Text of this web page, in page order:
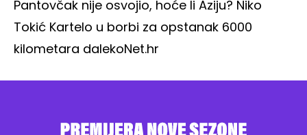
Pantovčak nije osvojio, hoće li Aziju? Niko
Tokić Kartelo u borbi za opstanak 6000
kilometara dalekoNet.hr